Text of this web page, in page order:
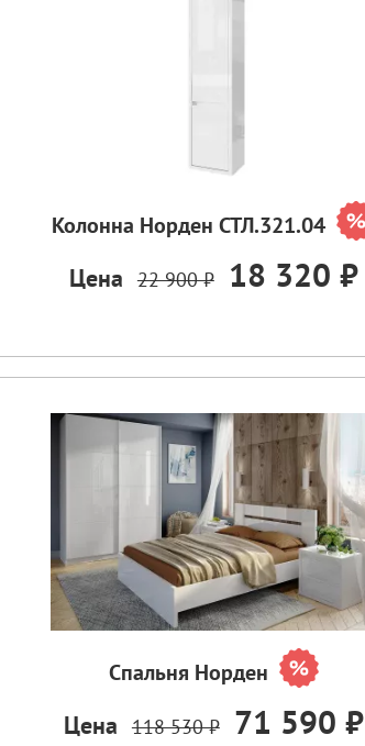
Колонна Норден СТЛ.321.04
Цена 22 900 ₽ 18 320 ₽
Спальня Норден
Цена 118 530 ₽ 71 590 ₽